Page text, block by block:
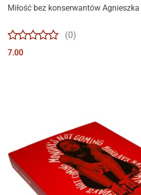
Miłość bez konserwantów
(0)
7.00